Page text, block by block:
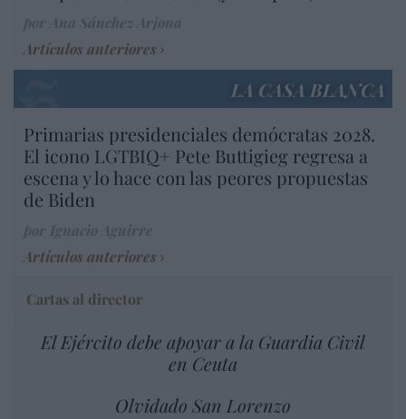
Artículos anteriores
LA CASA BLANCA
Primarias presidenciales demócratas 2028.
El icono LGTBIQ+ Pete Buttigieg regresa a
escena y lo hace con las peores propuestas
de Biden
Artículos anteriores
Cartas al director
El Ejército debe apoyar a la Guardia Civil
en Ceuta
Olvidado San Lorenzo